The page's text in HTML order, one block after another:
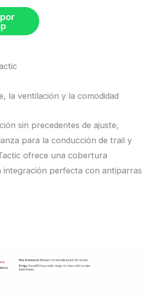
la ventilación y la comodidad
sin precedentes de ajuste,
para la conducción de trail y
ofrece una cobertura
integración perfecta con antiparras